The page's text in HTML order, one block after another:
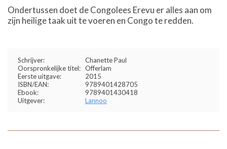
Ondertussen doet de Congolees Erevu er alles aan om
zijn heilige taak uit te voeren en Congo te redden.
Schrijver:
Chanette Paul
Oorspronkelijke titel: Offerlam
Eerste uitgave:
2015
ISBN/EAN:
9789401428705
Ebook:
9789401430418
Uitgever:
Lannoo